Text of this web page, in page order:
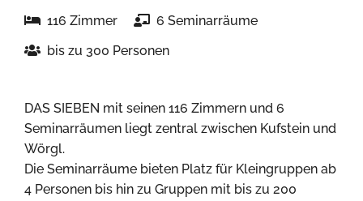
116 Zimmer
6 Seminarräume
bis zu 300 Personen
DAS SIEBEN mit seinen 116 Zimmern und 6
Seminarräumen liegt zentral zwischen Kufstein und
Wörgl.
Die Seminarräume bieten Platz für Kleingruppen ab
4 Personen bis hin zu Gruppen mit bis zu 200